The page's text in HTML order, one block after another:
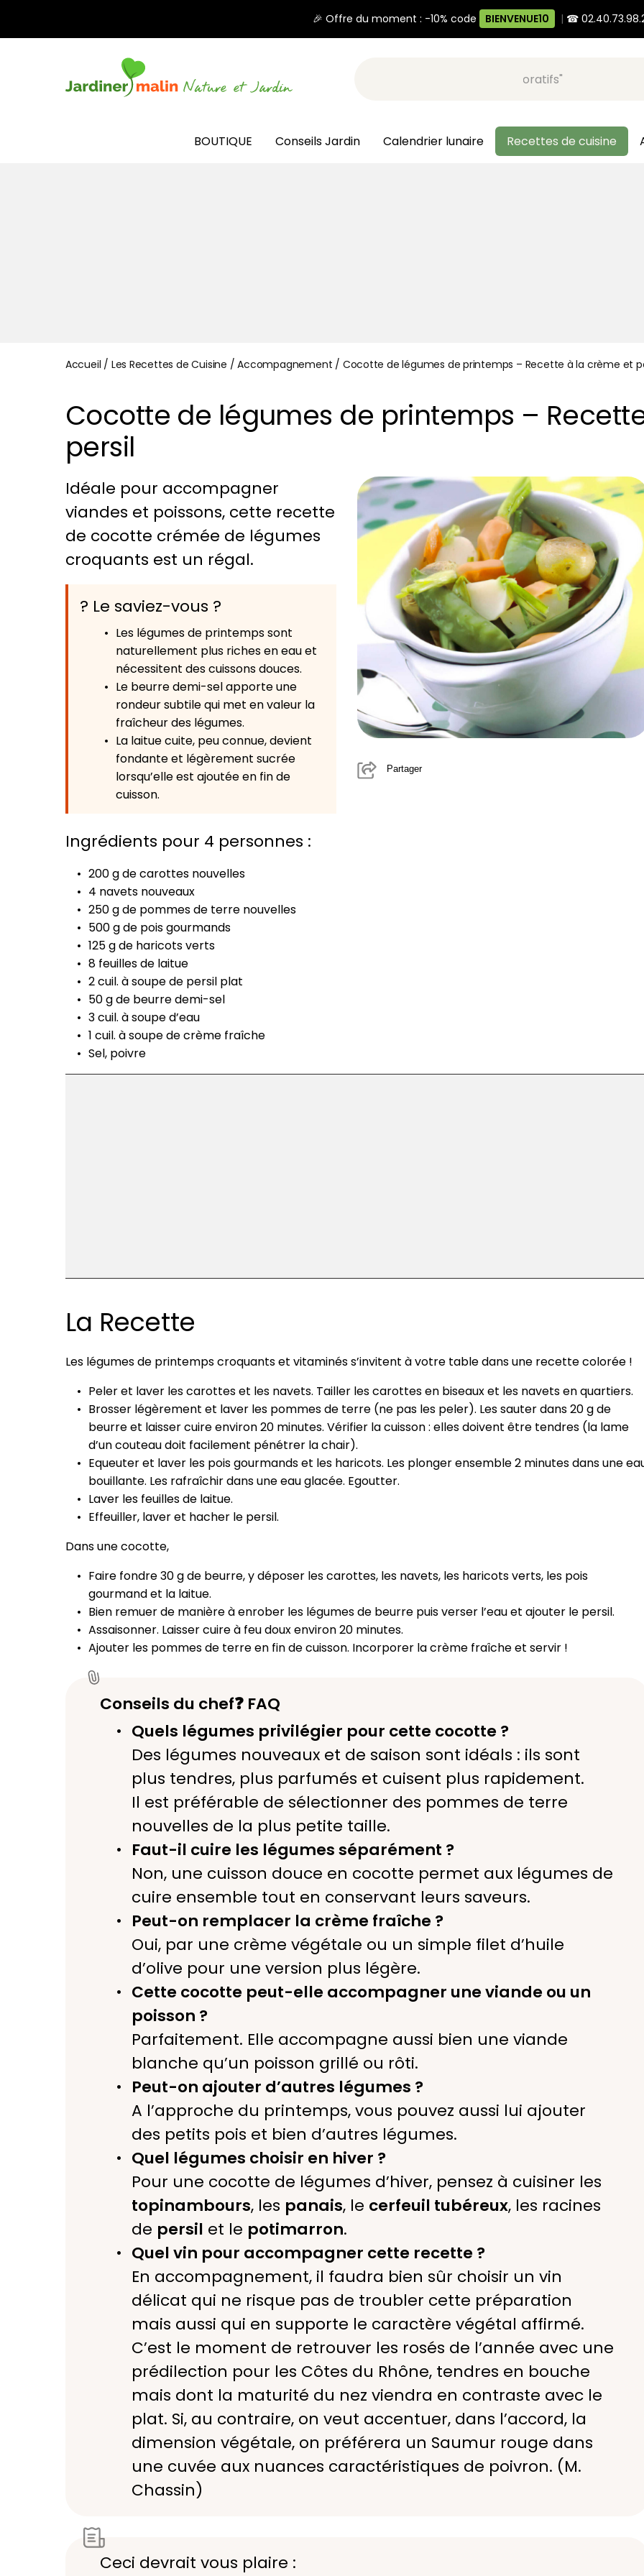
🎉 Offre du moment : -10% code BIENVENUE10 | ☎
Recherche, ex: "pots décoratifs"
BOUTIQUE Conseils Jardin Calendrier lunaire Recettes de cuisine
Accueil / Les Recettes de Cuisine /Accompagnement / Cocotte de légumes de printemps – Recette à la crème et
Cocotte de légumes de printemps –
persil
Partager
Idéale pour accompagner
viandes et poissons, cette recette
de cocotte crémée de légumes
croquants est un régal.
? Le saviez-vous ?
Les légumes de printemps sont
naturellement plus riches en eau et
nécessitent des cuissons douces.
Le beurre demi-sel apporte une
rondeur subtile qui met en valeur la
fraîcheur des légumes.
La laitue cuite, peu connue, devient
fondante et légèrement sucrée
lorsqu’elle est ajoutée en fin de
cuisson.
Ingrédients pour 4 personnes :
200 g de carottes nouvelles
4 navets nouveaux
250 g de pommes de terre nouvelles
500 g de pois gourmands
125 g de haricots verts
8 feuilles de laitue
2 cuil. à soupe de persil plat
50 g de beurre demi-sel
3 cuil. à soupe d’eau
1 cuil. à soupe de crème fraîche
Sel, poivre
La Recette
Les légumes de printemps croquants et vitaminés s’invitent à votre table dans une recette colorée !
Peler et laver les carottes et les navets. Tailler les carottes en biseaux et les navets en quartiers.
Brosser légèrement et laver les pommes de terre (ne pas les peler). Les sauter dans 20 g de
beurre et laisser cuire environ 20 minutes. Vérifier la cuisson : elles doivent être tendres (la lame
d’un couteau doit facilement pénétrer la chair).
Equeuter et laver les pois gourmands et les haricots. Les plonger ensemble 2 minutes dans une
bouillante. Les rafraîchir dans une eau glacée. Egoutter.
Laver les feuilles de laitue.
Effeuiller, laver et hacher le persil.
Dans une cocotte,
Faire fondre 30 g de beurre, y déposer les carottes, les navets, les haricots verts, les pois
gourmand et la laitue.
Bien remuer de manière à enrober les légumes de beurre puis verser l’eau et ajouter le persil.
Assaisonner. Laisser cuire à feu doux environ 20 minutes.
Ajouter les pommes de terre en fin de cuisson. Incorporer la crème fraîche et servir !
Conseils du chef❓ FAQ
Quels légumes privilégier pour cette cocotte ?
Des légumes nouveaux et de saison sont idéals : ils sont
plus tendres, plus parfumés et cuisent plus rapidement.
Il est préférable de sélectionner des pommes de terre
nouvelles de la plus petite taille.
Faut-il cuire les légumes séparément ?
Non, une cuisson douce en cocotte permet aux légumes de
cuire ensemble tout en conservant leurs saveurs.
Peut-on remplacer la crème fraîche ?
Oui, par une crème végétale ou un simple filet d’huile
d’olive pour une version plus légère.
Cette cocotte peut-elle accompagner une viande ou un
poisson ?
Parfaitement. Elle accompagne aussi bien une viande
blanche qu’un poisson grillé ou rôti.
Peut-on ajouter d’autres légumes ?
A l’approche du printemps, vous pouvez aussi lui ajouter
des petits pois et bien d’autres légumes.
Quel légumes choisir en hiver ?
Pour une cocotte de légumes d’hiver, pensez à cuisiner les
topinambours, les panais, le cerfeuil tubéreux, les racines
de persil et le potimarron.
Quel vin pour accompagner cette recette ?
En accompagnement, il faudra bien sûr choisir un vin
délicat qui ne risque pas de troubler cette préparation
mais aussi qui en supporte le caractère végétal affirmé.
C’est le moment de retrouver les rosés de l’année avec une
prédilection pour les Côtes du Rhône, tendres en bouche
mais dont la maturité du nez viendra en contraste avec le
plat. Si, au contraire, on veut accentuer, dans l’accord, la
dimension végétale, on préférera un Saumur rouge dans
une cuvée aux nuances caractéristiques de poivron. (M.
Chassin)
Ceci devrait vous plaire :